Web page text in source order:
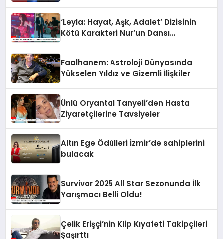
‘Leyla: Hayat, Aşk, Adalet’ Dizisinin
Kötü Karakteri Nur’un Dansı
Faalhanem: Astroloji Dünyasında
Yükselen Yıldız ve Gizemli İlişkiler
Ünlü Oryantal Tanyeli’den Hasta
Ziyaretçilerine Tavsiyeler
Altın Ege Ödülleri İzmir’de sahiplerini
bulacak
Survivor 2025 All Star Sezonunda İlk
Yarışmacı Belli Oldu!
Çelik Erişçi’nin Klip Kıyafeti Takipçileri
Şaşırttı